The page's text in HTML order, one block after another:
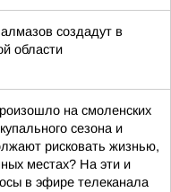
создадут в
области
на смоленских
сезона и
рисковать жизнью,
местах? На эти и
в эфире телеканала